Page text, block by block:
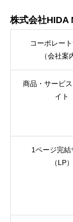
株式会社HIDA
コーポレー
（会社案
商品・サービ
イト
1ページ完結
（LP）